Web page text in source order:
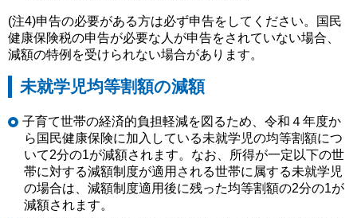
(注4)申告の必要がある方は必ず申告をしてください。国民
健康保険税の申告が必要な人が申告をされていない場合、
減額の特例を受けられない場合があります。
未就学児均等割額の減額
子育て世帯の経済的負担軽減を図るため、令和４年度か
ら国民健康保険に加入している未就学児の均等割額につ
いて2分の1が減額されます。なお、所得が一定以下の世
帯に対する減額制度が適用される世帯に属する未就学児
の場合は、減額制度適用後に残った均等割額の2分の1が
減額されます。